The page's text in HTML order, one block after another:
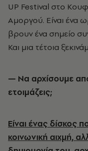
UP Festival στο
Αμοργού. Είναι ένα
βρουν ένα σημείο
Και μια τέτοια
— Να αρχίσουμε
ετοιμάζεις;
Είναι ένας δίσκος
κοινωνική αιχμή,